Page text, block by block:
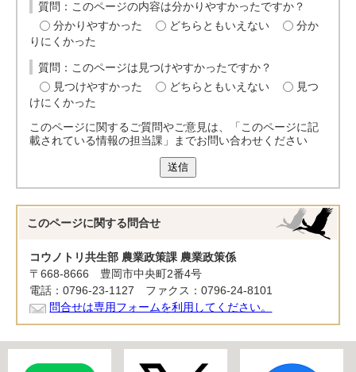
質問：このページの内容は分かりやすかったですか？
分かりやすかった
どちらともいえない
分か
りにくかった
質問：このページは見つけやすかったですか？
見つけやすかった
どちらともいえない
見つ
けにくかった
このページに関するご質問やご意見は、「このページに記
載されている情報の担当課」までお問い合わせください
送信
このページに関する 問合せ
コウノトリ共生部 農業政策課 農業政策係
〒668-8666 豊岡市中央町2番4号
電話：0796-23-1127 ファクス：0796-24-8101
問合せは専用フォームを利用してください。